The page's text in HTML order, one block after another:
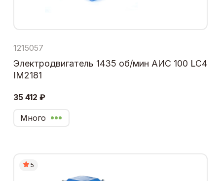
1215057
Электродвигатель 1435 об/мин АИС 100 LC4
IM2181
35 412 ₽
Много
5